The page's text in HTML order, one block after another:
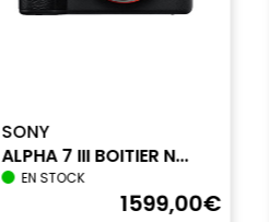
SONY
ALPHA 7 III BOITIER N...
EN STOCK
1599,00€